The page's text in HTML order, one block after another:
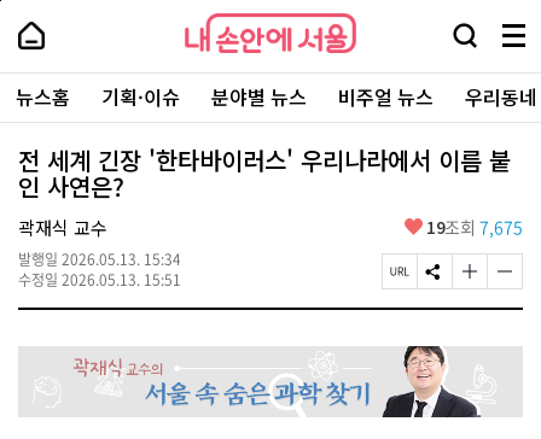
본
로
가
내
손
안
에
서
울
-
서
울
시
대
표
소
통
포
내
손
에
울
검
창
열
기
메
뉴
전
체
보
주
요
서
뉴스홈 기획·이슈 분야별 뉴스 비주얼 뉴스 우리동
전 세계 긴장 '한타바이러스' 우리나라에서 이름 붙
인 사연은?
곽재식 교수
발행일 2026.05.13. 15:34
수정일 2026.05.13. 15:51
좋
요
19조회 7,675
페
이
U
R
L
복
사
S
N
공
유
하
기
글
자
기
크
게
변
경
글
자
기
경
페
상
단
로